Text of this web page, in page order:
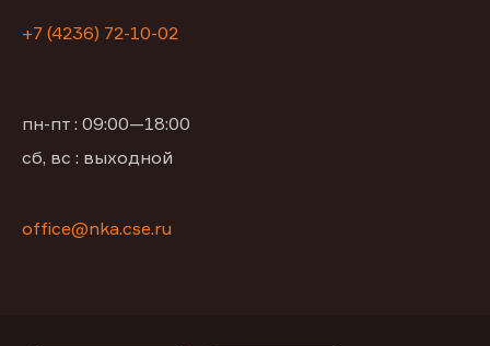
+7 (4236) 72-10-02
пн-пт : 09:00—18:00
сб, вс : выходной
office@nka.cse.ru